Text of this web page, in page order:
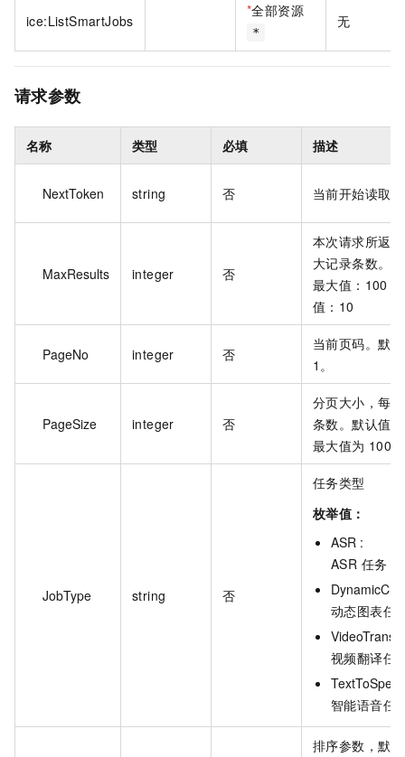
ice:ListSmartJobs
*全部资源
*
无
请求参数
名称 类型 必填 描述
NextToken string 否 当前开始读取
MaxResults integer 否
本次请求所返
大记录条数。
最大值：100，
值：10
PageNo integer 否
当前页码。默
1。
PageSize integer 否
分页大小，每
条数。默认值
最大值为 100。
JobType string 否
任务类型
枚举值：
ASR :
ASR 任务
动态图表任
视频翻译任
智能语音任
排序参数，默